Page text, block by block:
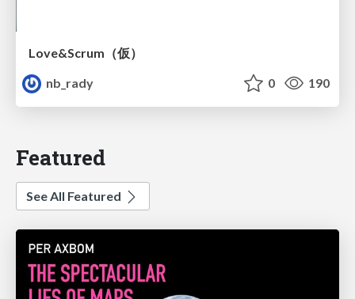
Love&Scrum（仮）
nb_rady
0 190
Featured
See All Featured